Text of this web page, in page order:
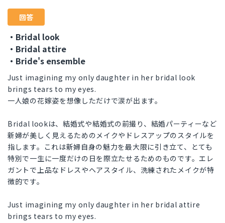
回答
・Bridal look
・Bridal attire
・Bride's ensemble
Just imagining my only daughter in her bridal look
brings tears to my eyes.
一人娘の花嫁姿を想像しただけで涙が出ます。
Bridal lookは、結婚式や結婚式の前撮り、結婚パーティーなど
新婦が美しく見えるためのメイクやドレスアップのスタイルを
指します。これは新婦自身の魅力を最大限に引き立て、とても
特別で一生に一度だけの日を際立たせるためのものです。エレ
ガントで上品なドレスやヘアスタイル、洗練されたメイクが特
徴的です。
Just imagining my only daughter in her bridal attire
brings tears to my eyes.